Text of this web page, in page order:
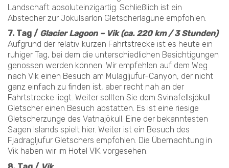
Landschaft absoluteinzigartig. Schließlich ist ein
Abstecher zur Jökulsarlon Gletscherlagune empfohlen.
7. Tag / Glacier Lagoon – Vik (ca. 220 km / 3 Stunden)
Aufgrund der relativ kurzen Fahrtstrecke ist es heute ein
ruhiger Tag, bei dem die unterschiedlichen Besichtigungen
genossen werden können. Wir empfehlen auf dem Weg
nach Vik einen Besuch am Mulagljufur-Canyon, der nicht
ganz einfach zu finden ist, aber recht nah an der
Fahrtstrecke liegt. Weiter sollten Sie dem Svinafellsjökull
Gletscher einen Besuch abstatten. Es ist eine riesige
Gletscherzunge des Vatnajökull. Eine der bekanntesten
Sagen Islands spielt hier. Weiter ist ein Besuch des
Fjadragljufur Gletschers empfohlen. Die Übernachtung in
Vik haben wir im Hotel VIK vorgesehen.